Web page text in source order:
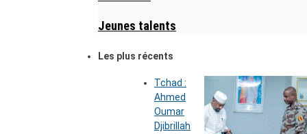
Jeunes talents
Les plus récents
Tchad :
Ahmed
Oumar
Djibrillah